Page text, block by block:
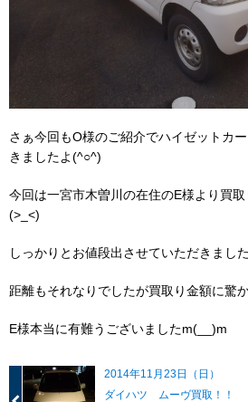
さぁ今回もO様のご紹介でハイゼットカ
きましたよ(^○^)
今回は一宮市木曽川の在住のE様より買
(>_<)
しっかりとお値段出させていただきまし
距離もそれなりでしたが買取り金額に驚
E様本当に有難うございましたm(__)m
2014年11月23日（日）
ダイハツ ムーヴ買取！！